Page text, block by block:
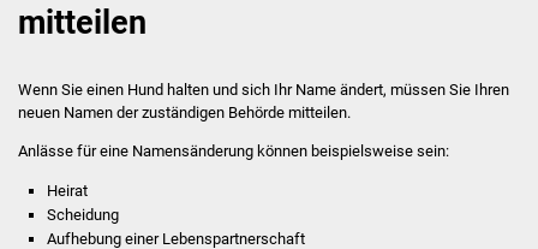
Stellenangebote
Veröffentlichungen
mitteilen
Wenn Sie einen Hund halten und sich Ihr Name ändert, müssen Sie Ihren
neuen Namen der zuständigen Behörde mitteilen.
Anlässe für eine Namensänderung können beispielsweise sein:
Heirat
Scheidung
Aufhebung einer Lebenspartnerschaft